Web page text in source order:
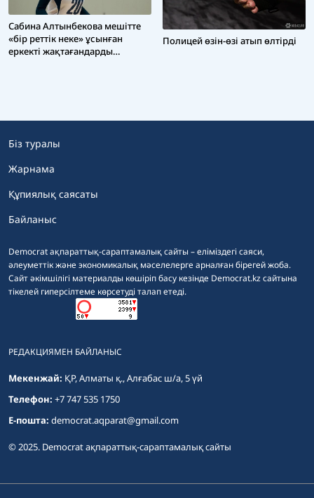
Сабина Алтынбекова мешітте
«бір реттік неке» ұсынған
еркекті жақтағандарды
Полицей өзін-өзі атып өлтірді
Democrat ақпараттық-сараптамалық сайты – еліміздегі саяси,
әлеуметтік және экономикалық мәселелерге арналған бірегей жоба.
Сайт әкімшілігі материалды көшіріп басу кезінде Democrat.kz сайтына
тікелей гиперсілтеме көрсетуді талап етеді.
Біз туралы
Жарнама
Құпиялық саясаты
Байланыс
РЕДАКЦИЯМЕН БАЙЛАНЫС
Мекенжай: ҚР, Алматы қ., Алғабас ш/а, 5 үй
Телефон: +7 747 535 1750
E-пошта: democrat.aqparat@gmail.com
© 2025. Democrat ақпараттық-сараптамалық сайты